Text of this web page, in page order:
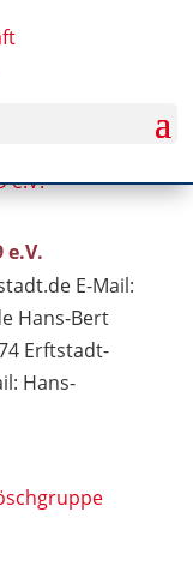
E-Mail:
Hans-Bert
Erftstadt-
Hans-